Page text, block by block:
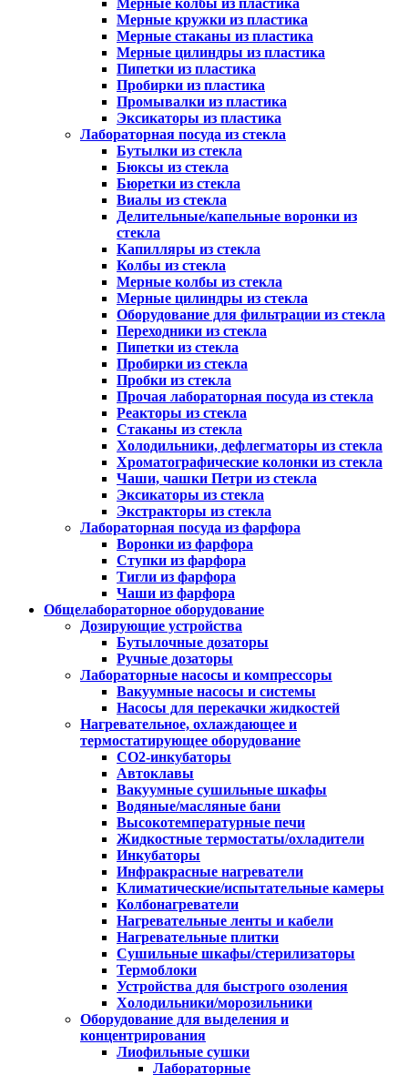
Мерные колбы из пластика
Мерные кружки из пластика
Мерные стаканы из пластика
Мерные цилиндры из пластика
Пипетки из пластика
Пробирки из пластика
Промывалки из пластика
Эксикаторы из пластика
Лабораторная посуда из стекла
Бутылки из стекла
Бюксы из стекла
Бюретки из стекла
Виалы из стекла
Делительные/капельные воронки из
стекла
Капилляры из стекла
Колбы из стекла
Мерные колбы из стекла
Мерные цилиндры из стекла
Оборудование для фильтрации из стекла
Переходники из стекла
Пипетки из стекла
Пробирки из стекла
Пробки из стекла
Прочая лабораторная посуда из стекла
Реакторы из стекла
Стаканы из стекла
Холодильники, дефлегматоры из стекла
Хроматографические колонки из стекла
Чаши, чашки Петри из стекла
Эксикаторы из стекла
Экстракторы из стекла
Лабораторная посуда из фарфора
Воронки из фарфора
Ступки из фарфора
Тигли из фарфора
Чаши из фарфора
Общелабораторное оборудование
Дозирующие устройства
Бутылочные дозаторы
Ручные дозаторы
Лабораторные насосы и компрессоры
Вакуумные насосы и системы
Насосы для перекачки жидкостей
Нагревательное, охлаждающее и
термостатирующее оборудование
CO2-инкубаторы
Автоклавы
Вакуумные сушильные шкафы
Водяные/масляные бани
Высокотемпературные печи
Жидкостные термостаты/охладители
Инкубаторы
Инфракрасные нагреватели
Климатические/испытательные камеры
Колбонагреватели
Нагревательные ленты и кабели
Нагревательные плитки
Сушильные шкафы/стерилизаторы
Термоблоки
Устройства для быстрого озоления
Холодильники/морозильники
Оборудование для выделения и
концентрирования
Лиофильные сушки
Лабораторные